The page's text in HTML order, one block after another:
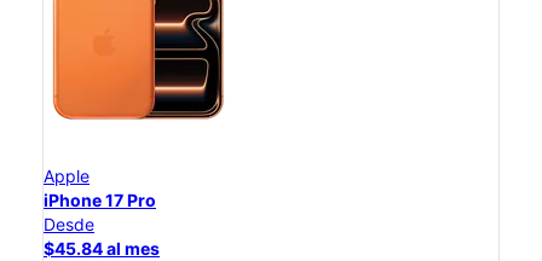
Apple
iPhone 17 Pro
Desde
$45.84 al mes